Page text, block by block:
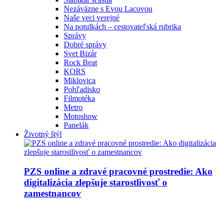
Nezáväzne s Evou Lacovou
Naše veci verejné
Na potulkách – cestovateľská rubrika
Správy
Dobré správy
Svet Bizár
Rock Beat
KORS
Miklovica
Pohľadisko
Filmotéka
Metro
Motoshow
Panelák
Životný štýl
PZS online a zdravé pracovné prostredie: Ako
digitalizácia zlepšuje starostlivosť o
zamestnancov